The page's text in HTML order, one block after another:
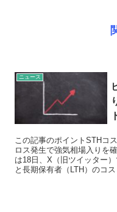
ニュース
この記事のポイントSTHコ
ロス発生で強気相場入りを
は18日、X（旧ツイッター
と長期保有者（LTH）のコス